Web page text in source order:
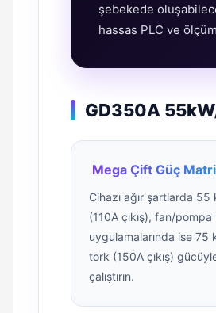
şebekede
hassas PLC ve
GD350A
Mega Çift Güç
Cihazı ağır şartlarda
(110A çıkış), fan/pompa
uygulamalarında ise 75
tork (150A çıkış)
çalıştırın.